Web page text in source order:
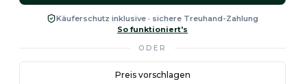
Käuferschutz inklusive · sichere Treuhand-Zahlung
So funktioniert's
ODER
Preis vorschlagen